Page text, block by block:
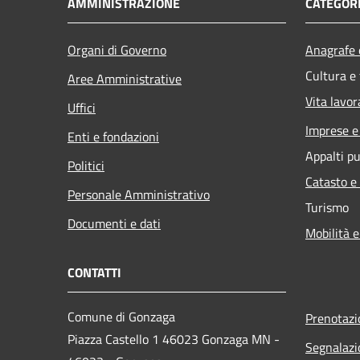
Organi di Governo
Aree Amministrative
Uffici
Enti e fondazioni
Politici
Personale Amministrativo
Documenti e dati
Cultura
Vita
Imprese
Appalti
Catasto
Turismo
Mobilità
CONTATTI
Comune di Gonzaga
Piazza Castello 1 46023 Gonzaga MN -